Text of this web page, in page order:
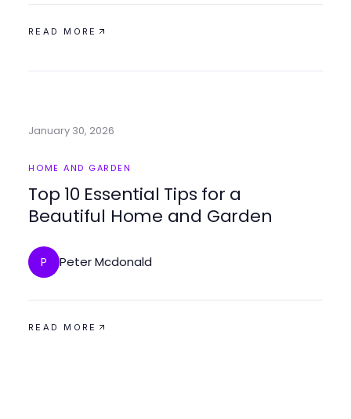
READ MORE
January 30, 2026
HOME AND GARDEN
Top 10 Essential Tips for a
Beautiful Home and Garden
P Peter Mcdonald
READ MORE